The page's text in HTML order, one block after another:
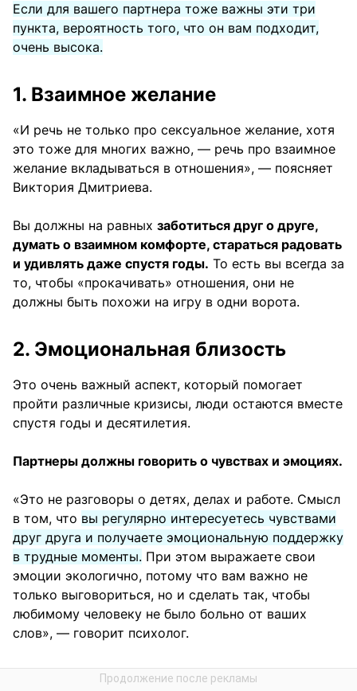
Если для вашего партнера тоже важны эти три
пункта, вероятность того, что он вам подходит,
очень высока.
1. Взаимное желание
«И речь не только про сексуальное желание, хотя
это тоже для многих важно, — речь про взаимное
желание вкладываться в отношения», — поясняет
Виктория Дмитриева.
Вы должны на равных заботиться друг о друге,
думать о взаимном комфорте, стараться радовать
и удивлять даже спустя годы. То есть вы всегда за
то, чтобы «прокачивать» отношения, они не
должны быть похожи на игру в одни ворота.
2. Эмоциональная близость
Это очень важный аспект, который помогает
пройти различные кризисы, люди остаются вместе
спустя годы и десятилетия.
Партнеры должны говорить о чувствах и эмоциях.
«Это не разговоры о детях, делах и работе. Смысл
в том, что вы регулярно интересуетесь чувствами
друг друга и получаете эмоциональную поддержку
в трудные моменты. При этом выражаете свои
эмоции экологично, потому что вам важно не
только выговориться, но и сделать так, чтобы
любимому человеку не было больно от ваших
слов», — говорит психолог.